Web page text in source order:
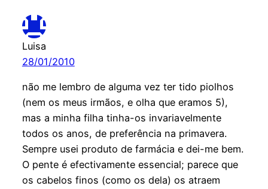
Luisa
28/01/2010
não me lembro de alguma vez ter tido piolhos
(nem os meus irmãos, e olha que eramos 5),
mas a minha filha tinha-os invariavelmente
todos os anos, de preferência na primavera.
Sempre usei produto de farmácia e dei-me bem.
O pente é efectivamente essencial; parece que
os cabelos finos (como os dela) os atraem